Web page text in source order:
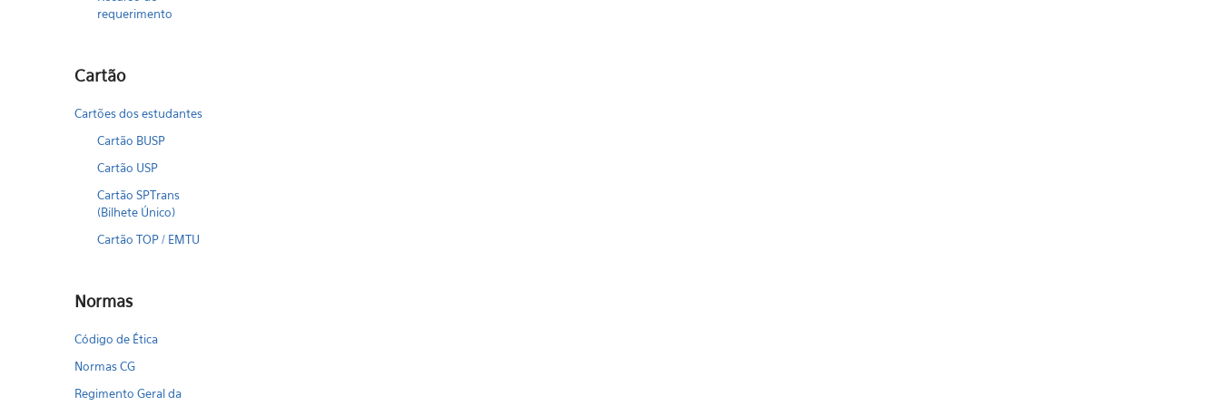
requerimento
Cartão
Cartões dos estudantes
Cartão BUSP
Cartão USP
Cartão SPTrans
(Bilhete Único)
Cartão TOP / EMTU
Normas
Código de Ética
Normas CG
Regimento Geral da